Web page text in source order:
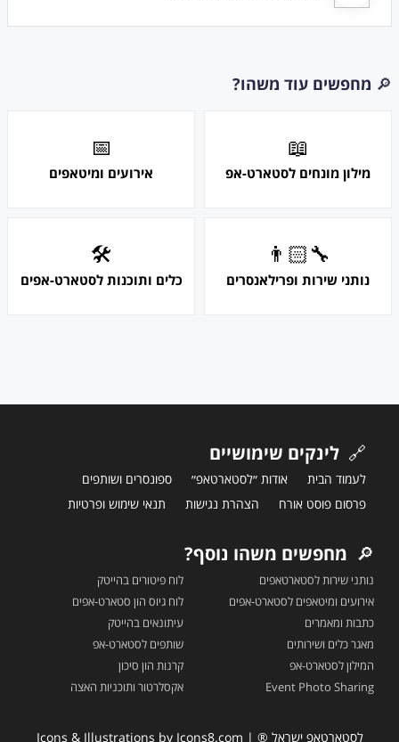
🔎 מחפשים עוד משהו?
📖
מילון מונחים לסטארט-אפ
📅
אירועים ומיטאפים
👨🏻‍🔧
נותני שירות ופרילאנסרים
🛠
כלים ותוכנות לסטארט-אפים
🔗 לינקים שימושיים
לעמוד הבית אודות ״לסטארטאפ״
ספונסרים ושותפים
פרסום פוסט אורח
הצהרת נגישות תנאי שימוש ופרטיות
🔎 מחפשים משהו נוסף?
נותני שירות לסטארטאפים
אירועים ומיטאפים לסטארט-אפים
כתבות ומאמרים
מאגר כלים ושירותים
המילון לסטארט-אפ
Event Photo Sharing
לוח פיטורים בהייטק
לוח גיוס הון סטארט-אפים
עיתונאים בהייטק
שותפים לסטארט-אפ
קרנות הון סיכון
אקסלרטור ותוכניות האצה
לסטארטאפ ישראל ® | Icons & Illustrations by Icons8.com